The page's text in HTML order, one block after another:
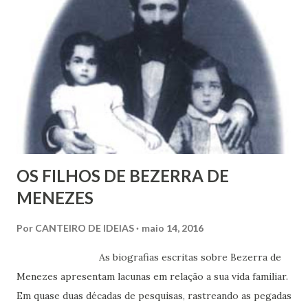
OS FILHOS DE BEZERRA DE
MENEZES
Por CANTEIRO DE IDEIAS maio 14, 2016
As biografias escritas sobre Bezerra de
Menezes apresentam lacunas em relação a sua vida familiar.
Em quase duas décadas de pesquisas, rastreando as pegadas